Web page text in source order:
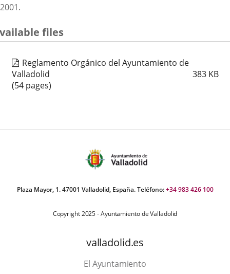
2001.
files
Reglamento Orgánico del Ayuntamiento de
Valladolid
383 KB
(54 pages)
Plaza Mayor, 1. 47001 Valladolid, España. Teléfono:+34 983 426 100
Copyright 2025 - Ayuntamiento de Valladolid
valladolid.es
El Ayuntamiento